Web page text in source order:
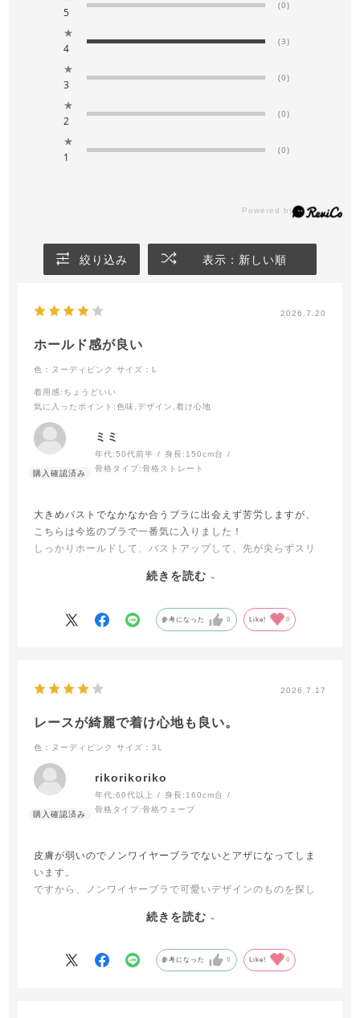
5
(0)
★
4
(3)
★
3
(0)
★
2
(0)
★
1
(0)
絞り込み 表示：新しい順
2026.7.20
ホールド感が良い
色：ヌーディピンク サイズ：L
着用感:ちょうどいい
気に入ったポイント :色味,デザイン,着け心地
ミミ
年代:50代前半 身長: 150cm台
骨格タイプ:骨格ストレート
大きめバストでなかなか合うブラに出会えず苦労しますが、
こちらは今迄のブラで一番気に入りました！
しっかりホールドして、バストアップして、先が尖らずスリ
一つだけ言うなら、サイドのレースが当たり、時々皮膚が赤
続きを読む
参考になった 0 Like! 0
2026.7.17
レースが綺麗で着け心地も良い。
色：ヌーディピンク サイズ：3L
rikorikoriko
年代:60代以上 身長: 160cm台
骨格タイプ:骨格ウェーブ
皮膚が弱いのでノンワイヤーブラでないとアザになってしま
います。
ですから、ノンワイヤーブラで可愛いデザインのものを探し
このブラはレースが綺麗で可愛いらしいく着け心地も良かっ
続きを読む
参考になった 0 Like! 0